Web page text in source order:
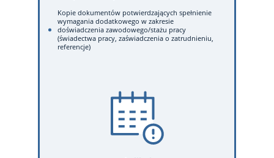
Kopie dokumentów potwierdzających spełnienie
wymagania dodatkowego w zakresie
doświadczenia zawodowego/stażu pracy
(świadectwa pracy, zaświadczenia o zatrudnieniu,
referencje)